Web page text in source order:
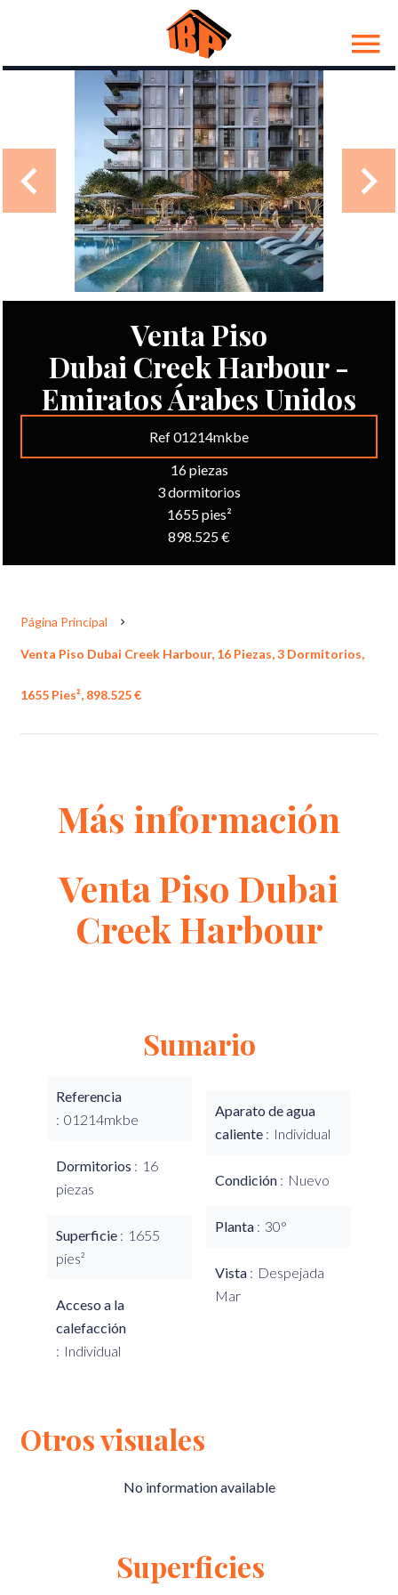
Venta Piso
Dubai Creek Harbour -
Emiratos Árabes Unidos
Ref 01214mkbe
16 piezas
3 dormitorios
1655 pies²
898.525 €
Página Principal
Venta Piso Dubai Creek Harbour, 16 Piezas, 3 Dormitorios,
1655 Pies², 898.525 €
Más información
Venta Piso Dubai
Creek Harbour
Sumario
Referencia
01214mkbe
Dormitorios
16
piezas
Superficie
1655
pies²
Acceso a la
calefacción
Individual
Aparato de agua
caliente
Individual
Condición Nuevo
Planta 30°
Vista
Despejada
Mar
Otros visuales
No information available
Superficies